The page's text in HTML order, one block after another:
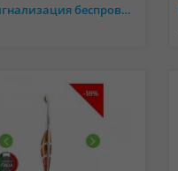
GSM сигнализация беспроводная BSE-950 (GSM 10A комплект)